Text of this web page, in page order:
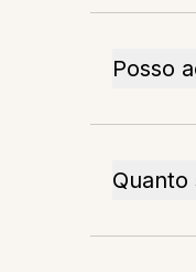
Posso